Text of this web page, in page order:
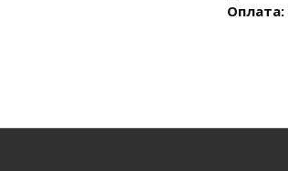
Оплата: